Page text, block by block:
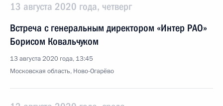
13 августа 2020 года, четверг
Встреча с генеральным директором «Интер РАО»
Борисом Ковальчуком
13 августа 2020 года, 13:45
Московская область, Ново-Огарёво